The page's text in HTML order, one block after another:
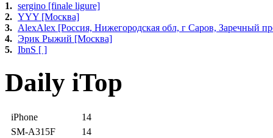
1. sergino [finale ligure]
2. YYY [Москва]
3. AlexAlex [Россия, Нижегородская обл, г Саров, Заречный
4. Эрик Рыжий [Москва]
5. IbnS [ ]
Daily iTop
iPhone
14
SM-A315F
14